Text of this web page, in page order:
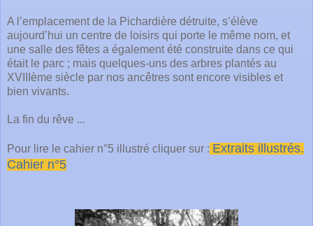
A l’emplacement de la Pichardière détruite, s’élève
aujourd’hui un centre de loisirs qui porte le même nom, et
une salle des fêtes a également été construite dans ce qui
était le parc ; mais quelques-uns des arbres plantés au
XVIIIème siècle par nos ancêtres sont encore visibles et
bien vivants.
La fin du rêve ...
Pour lire le cahier n°5 illustré cliquer sur : Extraits illustrés.
Cahier n°5